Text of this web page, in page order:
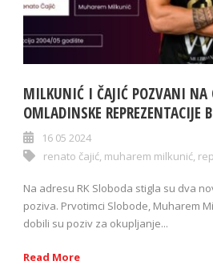
MILKUNIĆ I ČAJIĆ POZVANI NA
OMLADINSKE REPREZENTACIJE
16 05 2024
renato čajić muharem milkunić
Na adresu RK Sloboda stigla su dva
poziva. Prvotimci Slobode, Muharem
dobili su poziv za okupljanje...
Read More